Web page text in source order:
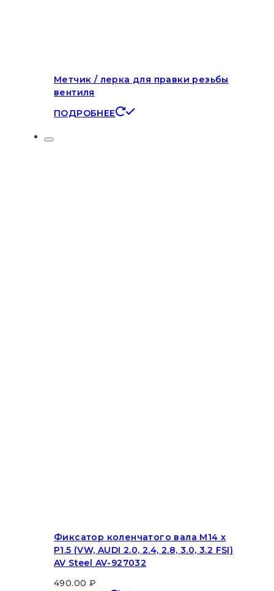
Метчик / лерка для правки резьбы
вентиля
ПОДРОБНЕЕ
Фиксатор коленчатого вала M14 x
P1.5 (VW, AUDI 2.0, 2.4, 2.8, 3.0, 3.2 FSI)
AV Steel AV-927032
490.00 ₽